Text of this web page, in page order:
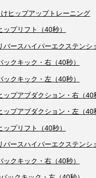
ヒップアップトレーニング
プリフト（40秒）
ースハイパーエクステンシ
クキック・右（40秒）
クキック・左（40秒）
プアブダクション・右（40
プアブダクション・左（40
プリフト（40秒）
ースハイパーエクステンシ
クキック・右（40秒）